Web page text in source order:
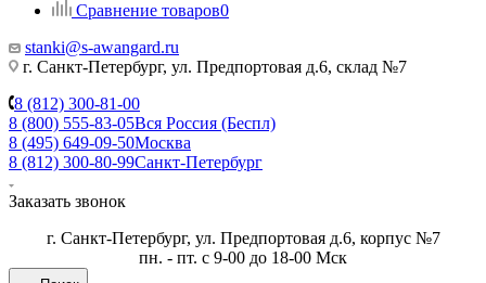
Сравнение товаров0
stanki@s-awangard.ru
г. Санкт-Петербург, ул. Предпортовая д.6, склад №7
8 (812) 300-81-00
8 (800) 555-83-05Вся Россия (Беспл)
8 (495) 649-09-50Москва
8 (812) 300-80-99Санкт-Петербург
Заказать звонок
г. Санкт-Петербург, ул. Предпортовая д.6, корпус №7
пн. - пт. с 9-00 до 18-00 Мск